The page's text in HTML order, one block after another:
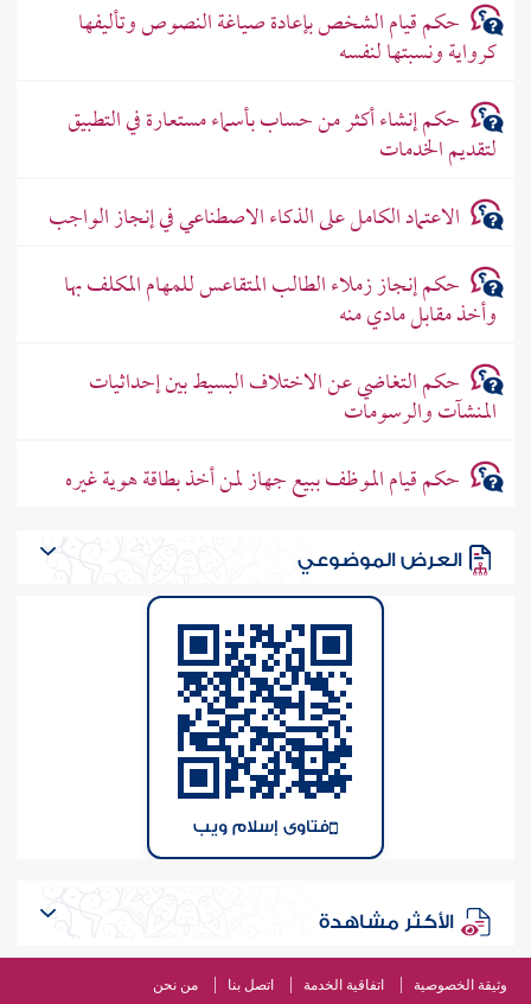
حكم قيام الشخص بإعادة صياغة النصوص وتأليفها
كرواية ونسبتها لنفسه
حكم إنشاء أكثر من حساب بأسماء مستعارة في التطبيق
لتقديم الخدمات
الاعتماد الكامل على الذكاء الاصطناعي في إنجاز الواجب
حكم إنجاز زملاء الطالب المتقاعس للمهام المكلف بها
وأخذ مقابل مادي منه
حكم التغاضي عن الاختلاف البسيط بين إحداثيات
المنشآت والرسومات
حكم قيام الموظف ببيع جهاز لمن أخذ بطاقة هوية غيره
العرض الموضوعي
فتاوى إسلام ويب
الأكثر مشاهدة
وثيقة الخصوصية اتفاقية الخدمة اتصل بنا من نحن